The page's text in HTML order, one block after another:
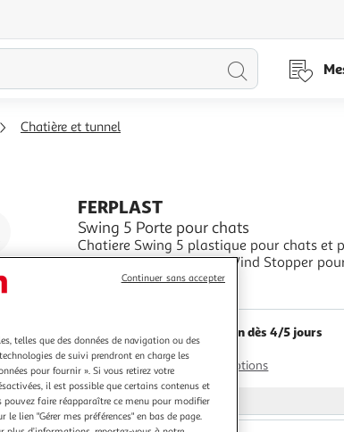
Lancer
Chatière et tunnel
Agrandir
l'illustration
à
200%
Réduire
l'illustration
100
%
le
produit
FERPLAST
Swing 5 Porte pour chats
Chatiere Swing 5 plastique pour chats et
tout support - Systeme Wind Stopper
Indicateur de passage et systeme de
en 2 couleurs - Extension tun
En savoir +
Livraison dès 4/5 jours
4,99€
Plus d'options
Vendu par 2KINGS
telles que des données de navigation ou des
de suivi prendront en charge les
pour fournir ». Si vous retirez votre
il est possible que certains contenus et
pouvez faire réapparaître ce menu pour modifier
lien "Gérer mes préférences" en bas de page.
Continuer sans accepter